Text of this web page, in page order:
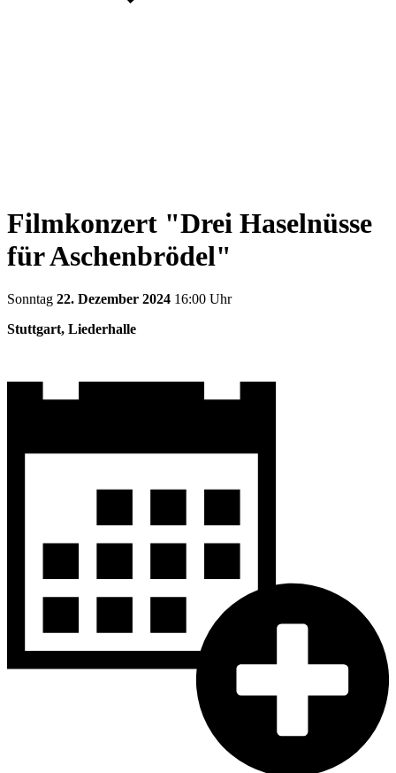
Filmkonzert "Drei Haselnüsse
für Aschenbrödel"
Sonntag 22. Dezember 2024 16:00 Uhr
Stuttgart, Liederhalle